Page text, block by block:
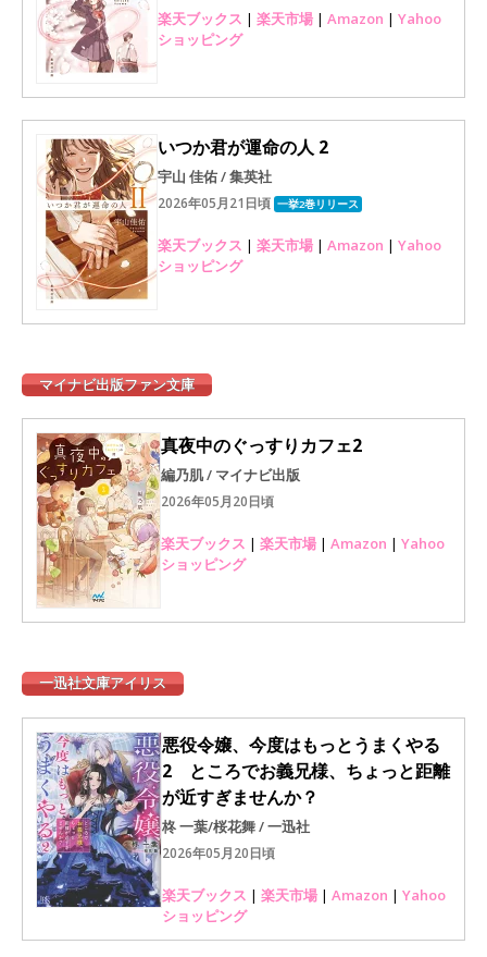
楽天ブックス | 楽天市場 | Amazon | Yahoo
ショッピング
いつか君が運命の人 2
宇山 佳佑 / 集英社
2026年05月21日頃 一挙2巻リリース
楽天ブックス | 楽天市場 | Amazon | Yahoo
ショッピング
マイナビ出版ファン文庫
真夜中のぐっすりカフェ2
編乃肌 / マイナビ出版
2026年05月20日頃
楽天ブックス | 楽天市場 | Amazon | Yahoo
ショッピング
一迅社文庫アイリス
悪役令嬢、今度はもっとうまくやる
2 ところでお義兄様、ちょっと距離
が近すぎませんか？
柊 一葉/桜花舞 / 一迅社
2026年05月20日頃
楽天ブックス | 楽天市場 | Amazon | Yahoo
ショッピング